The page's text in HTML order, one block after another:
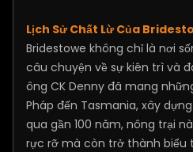
Lịch Sử Chất Lừ Của
Bridestowe không chỉ là nơi
câu chuyện về sự kiên trì và
ông CK Denny đã mang
Pháp đến Tasmania, xây
qua gần 100 năm, nông trại
rực rỡ mà còn trở thành biểu